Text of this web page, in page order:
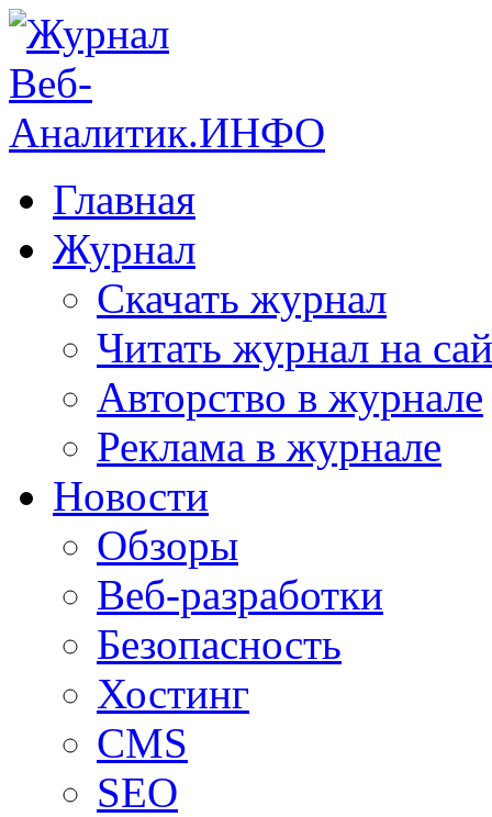
Главная
Журнал
Скачать журнал
Читать журнал на
Авторство в журнале
Реклама в журнале
Новости
Обзоры
Веб-разработки
Безопасность
Хостинг
CMS
SEO